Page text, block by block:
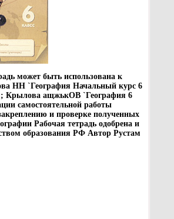
может быть использована к
НН `География Начальный курс 6
Крылова ащжькОВ `География 6
самостоятельной работы
и проверке полученных
Рабочая тетрадь одобрена и
образования РФ Автор Рустам